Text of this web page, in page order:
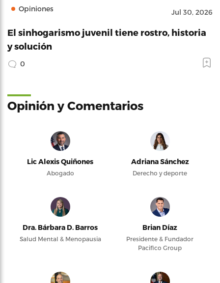
Opiniones Jul 30, 2026
El sinhogarismo juvenil tiene rostro, historia
y solución
0
Opinión y Comentarios
Lic Alexis Quiñones
Abogado
Adriana Sánchez
Derecho y deporte
Dra. Bárbara D. Barros
Salud Mental & Menopausia
Brian Díaz
Presidente & Fundador
Pacifico Group